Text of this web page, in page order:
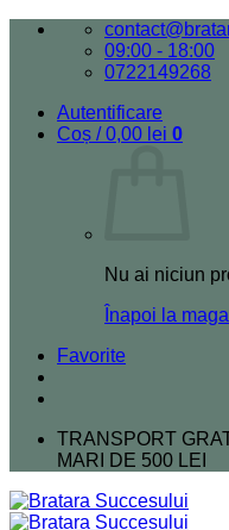
Skip
09:00 - 18:00
0722149268
Autentificare
Coș /0,00 lei 0
Nu ai niciun
Înapoi la
Favorite
TRANSPORT
MARI DE 500 LEI